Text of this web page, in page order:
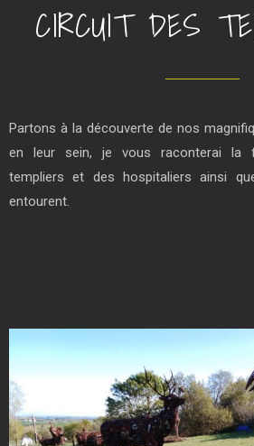
CIRCUIT DES
Partons à la découverte de nos
en leur sein, je vous raconterai la
templiers et des hospitaliers ainsi
entourent.